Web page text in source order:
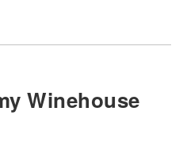
Winehouse